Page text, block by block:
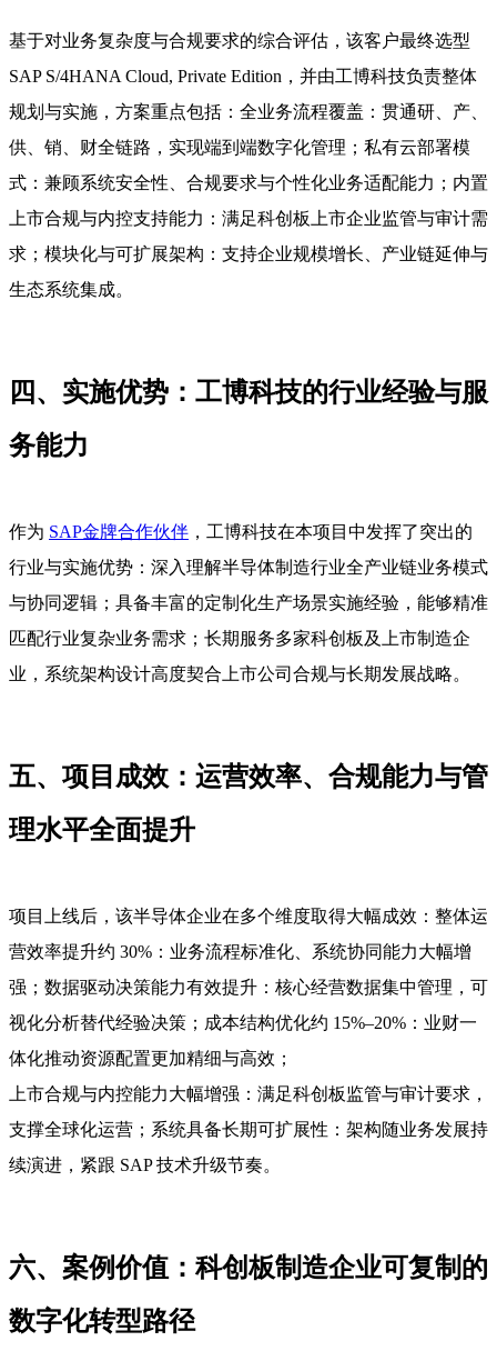
基于对业务复杂度与合规要求的综合评估，该客户最终选型
SAP S/4HANA Cloud, Private Edition，并由工博科技负责整体
规划与实施，方案重点包括：全业务流程覆盖：贯通研、产、
供、销、财全链路，实现端到端数字化管理；私有云部署模
式：兼顾系统安全性、合规要求与个性化业务适配能力；内置
上市合规与内控支持能力：满足科创板上市企业监管与审计需
求；模块化与可扩展架构：支持企业规模增长、产业链延伸与
生态系统集成。
四、实施优势：工博科技的行业经验与服
务能力
作为 SAP金牌合作伙伴 ，工博科技在本项目中发挥了突出的
行业与实施优势：深入理解半导体制造行业全产业链业务模式
与协同逻辑；具备丰富的定制化生产场景实施经验，能够精准
匹配行业复杂业务需求；长期服务多家科创板及上市制造企
业，系统架构设计高度契合上市公司合规与长期发展战略。
五、项目成效：运营效率、合规能力与管
理水平全面提升
项目上线后，该半导体企业在多个维度取得大幅成效：整体运
营效率提升约 30%：业务流程标准化、系统协同能力大幅增
强；数据驱动决策能力有效提升：核心经营数据集中管理，可
视化分析替代经验决策；成本结构优化约 15%–20%：业财一
体化推动资源配置更加精细与高效；
上市合规与内控能力大幅增强：满足科创板监管与审计要求，
支撑全球化运营；系统具备长期可扩展性：架构随业务发展持
续演进，紧跟 SAP 技术升级节奏。
六、案例价值：科创板制造企业可复制的
数字化转型路径